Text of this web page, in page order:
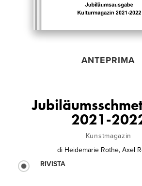
ANTEPRIMA
2021-
Kunstmagazin
di Heidemarie Rothe, Axel
RIVISTA